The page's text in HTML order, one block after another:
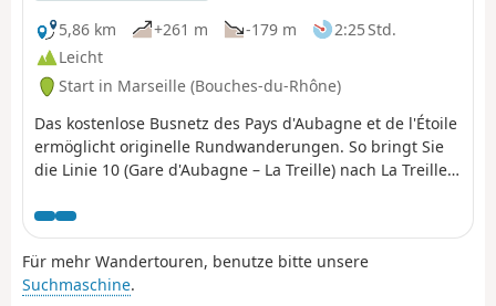
5,86 km
+261 m -179 m
2:25 Std.
Leicht
Start in Marseille (Bouches-du-Rhône)
Das kostenlose Busnetz des Pays d'Aubagne et de l'Étoile
ermöglicht originelle Rundwanderungen. So bringt Sie
die Linie 10 (Gare d'Aubagne – La Treille) nach La Treille,
entfernt. Von dort aus können Sie in die Hügel
aufbrechen, in denen er seine Filme drehte.
Anschließend kommen Sie an der herrlichen Domaine de
la Font de Mai vorbei. Von dort aus können Sie mit der
Für mehr Wandertouren, benutze bitte unsere
Suchmaschine.